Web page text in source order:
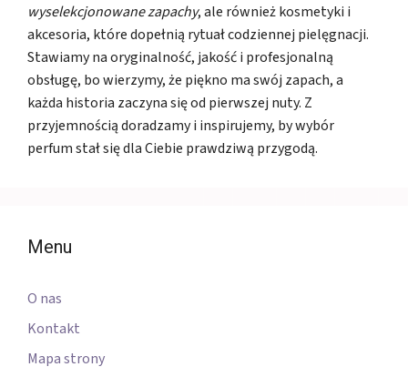
wyselekcjonowane zapachy, ale również kosmetyki i
akcesoria, które dopełnią rytuał codziennej pielęgnacji.
Stawiamy na oryginalność, jakość i profesjonalną
obsługę, bo wierzymy, że piękno ma swój zapach, a
każda historia zaczyna się od pierwszej nuty. Z
przyjemnością doradzamy i inspirujemy, by wybór
perfum stał się dla Ciebie prawdziwą przygodą.
Menu
O nas
Kontakt
Mapa strony